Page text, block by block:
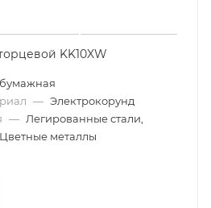
KK10XW
— Электрокорунд
— Легированные стали,
металлы